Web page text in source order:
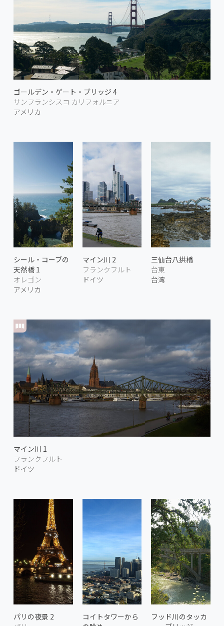
ゴールデン・ゲート・ブリッジ 4
サンフランシスコ カリフォルニア
アメリカ
シール・コーブの
天然橋 1
オレゴン
アメリカ
マイン川 1
フランクフルト
ドイツ
マイン川 2
フランクフルト
ドイツ
三仙台八拱橋
台東
台湾
パリの夜景 2
コイトタワーから
フッド川のタッカ